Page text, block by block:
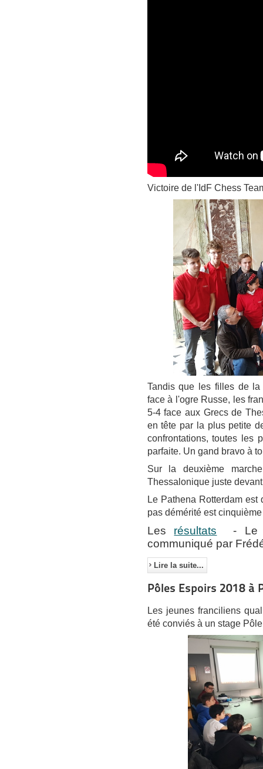
Victoire de l'IdF Chess
Tandis que les filles de
face à l'ogre Russe, les
5-4 face aux Grecs de
en tête par la plus petite
confrontations, toutes les
parfaite. Un gand bravo à
Sur la deuxième
Thessalonique juste
Le Pathena Rotterdam
pas démérité est
Les résultats -
communiqué par
Lire la suite...
Pôles Espoirs 2018 à
Les jeunes franciliens
été conviés à un stage